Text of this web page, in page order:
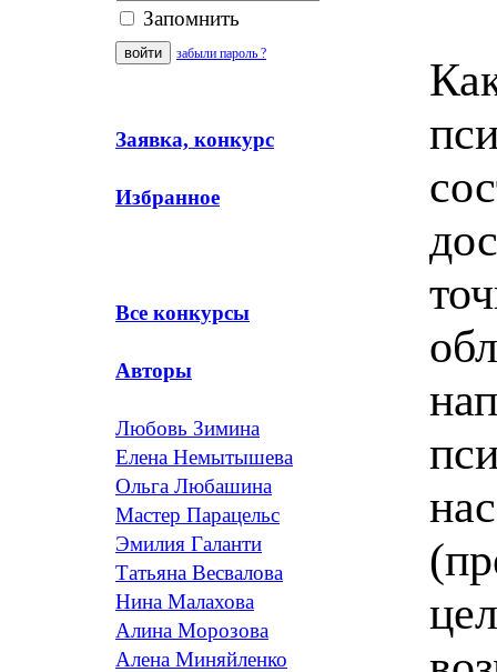
Запомнить
забыли пароль ?
Заявка, конкурс
Избранное
Все конкурсы
Авторы
Любовь Зимина
Елена Немытышева
Ольга Любашина
Мастер Парацельс
Эмилия Галанти
Татьяна Весвалова
Нина Малахова
Алина Морозова
Алена Миняйленко